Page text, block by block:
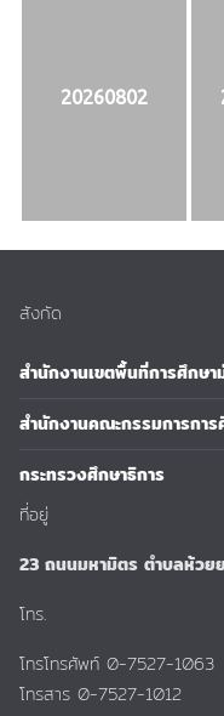
20260802
สังกัด
สำนักงานเขตพื้นที่การศึกษ
สำนักงานคณะกรรมการกา
กระทรวงศึกษาธิการ
ที่อยู่
23 ถนนมหามิตร ตำบลห้วย
โทร.
โทรโทรศัพท์ 0-7527-1063
โทรสาร 0-7527-1012